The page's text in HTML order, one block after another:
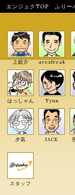
エンジュクTOP ふりー
上総介 avexfreak
はっしゃん Tyun
夕凪 JACK
スタッフ